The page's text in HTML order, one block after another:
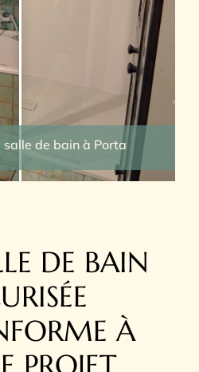
salle de bain à Porta
DE BAIN
À